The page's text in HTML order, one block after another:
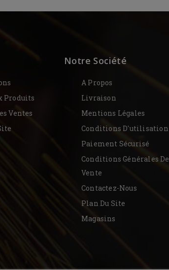
Produits
Ventes
Notre Société
A Propos
Livraison
Mentions Légales
Conditions D'utilisation
Paiement Sécurisé
Conditions Générales De
Vente
Contactez-Nous
Plan Du Site
Magasins